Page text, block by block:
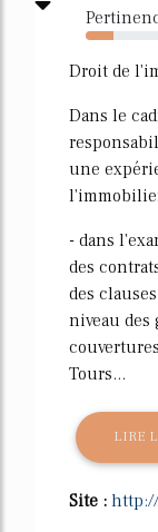
35%
Droit de
Dans le
une
- dans
des
des
niveau des
Tours...
LIRE
Site :